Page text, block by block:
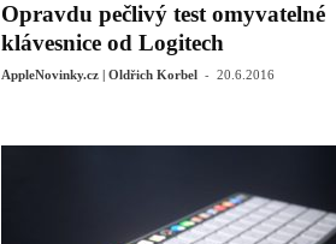
Opravdu pečlivý test omyvatelné
klávesnice od Logitech
AppleNovinky.cz | Oldřich Korbel - 20.6.2016